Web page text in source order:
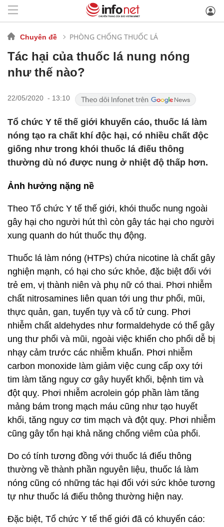
Chuyên đề PHÒNG CHỐNG THUỐC LÁ
Tác hại của thuốc lá nung nóng
như thế nào?
22/05/2020 - 13:10
Tổ chức Y tế thế giới khuyến cáo, thuốc lá làm
nóng tạo ra chất khí độc hại, có nhiều chất độc
giống như trong khói thuốc lá điếu thông
thường dù nó được nung ở nhiệt độ thấp hơn.
Ảnh hưởng nặng nề
Theo Tổ chức Y tế thế giới, khói thuốc nung ngoài
gây hại cho người hút thì còn gây tác hại cho người
xung quanh do hút thuốc thụ động.
Thuốc lá làm nóng (HTPs) chứa nicotine là chất gây
nghiện mạnh, có hại cho sức khỏe, đặc biệt đối với
trẻ em, vị thành niên và phụ nữ có thai. Phơi nhiễm
chất nitrosamines liên quan tới ung thư phổi, mũi,
thực quản, gan, tuyến tụy và cổ tử cung. Phơi
nhiễm chất aldehydes như formaldehyde có thể gây
ung thư phổi và mũi, ngoài việc khiến cho phổi dễ bị
nhạy cảm trước các nhiễm khuẩn. Phơi nhiễm
carbon monoxide làm giảm việc cung cấp oxy tới
tim làm tăng nguy cơ gây huyết khối, bệnh tim và
đột quỵ. Phơi nhiễm acrolein góp phần làm tăng
mảng bám trong mạch máu cũng như tạo huyết
khối, tăng nguy cơ tim mạch và đột quỵ. Phơi nhiễm
cũng gây tổn hại khả năng chống viêm của phổi.
Do có tính tương đồng với thuốc lá điếu thông
thường về thành phần nguyên liệu, thuốc lá làm
nóng cũng có những tác hại đối với sức khỏe tương
tự như thuốc lá điếu thông thường hiện nay.
Đặc biệt, Tổ chức Y tế thế giới đã có khuyến cáo: